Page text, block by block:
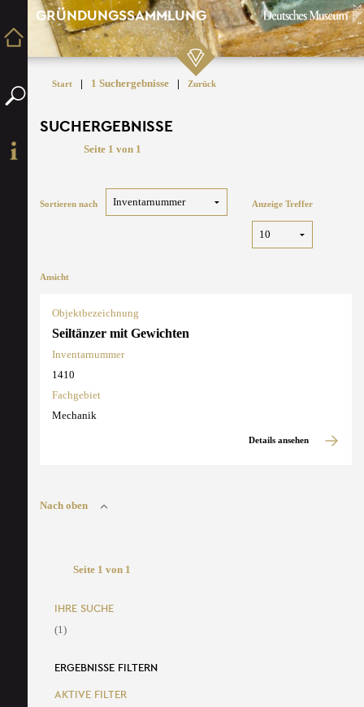
GRÜNDUNGSSAMMLUNG
Start | 1 Suchergebnisse | Zurück
SUCHERGEBNISSE
Seite 1 von 1
Sortieren nach Anzeige Treffer
Ansicht
Objektbezeichnung
Seiltänzer mit Gewichten
Inventarnummer
1410
Fachgebiet
Mechanik
Details ansehen
Nach oben
Seite 1 von 1
IHRE SUCHE
(1)
ERGEBNISSE FILTERN
AKTIVE FILTER